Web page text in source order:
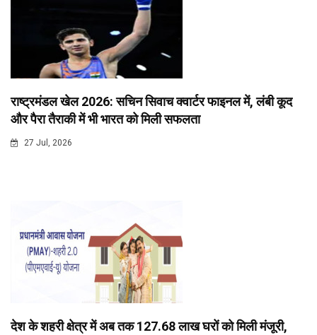
राष्ट्रमंडल खेल 2026: सचिन सिवाच क्वार्टर फाइनल में, लंबी कूद
और पैरा तैराकी में भी भारत को मिली सफलता
27 Jul, 2026
देश के शहरी क्षेत्र में अब तक 127.68 लाख घरों को मिली मंजूरी,